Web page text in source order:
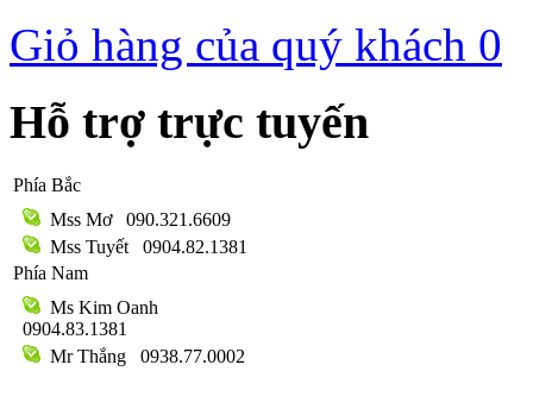
Giỏ hàng của quý khách 0
Hỗ trợ trực tuyến
Phía Bắc
Mss Mơ
090.321.6609
Mss Tuyết
0904.82.1381
Phía Nam
Ms Kim Oanh
0904.83.1381
Mr Thắng
0938.77.0002